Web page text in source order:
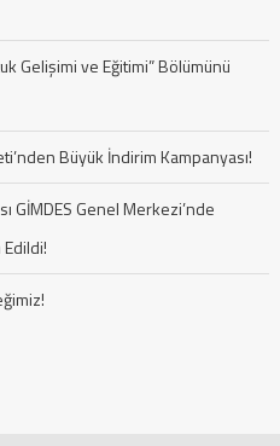
Gelişimi ve Eğitimi” Bölümünü
Büyük İndirim Kampanyası!
GİMDES Genel Merkezi’nde